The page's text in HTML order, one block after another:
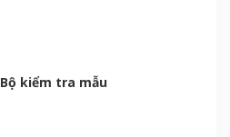
Bộ kiểm tra mẫu